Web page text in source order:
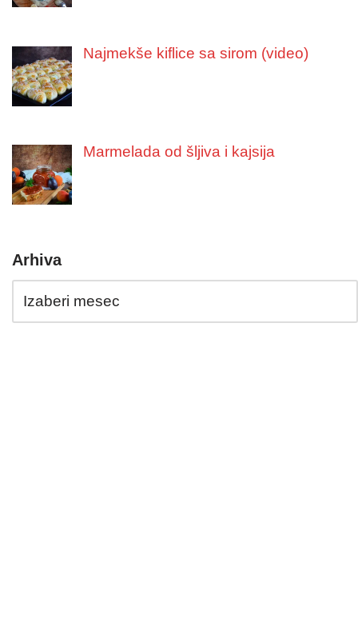
Najmekše kiflice sa sirom (video)
Marmelada od šljiva i kajsija
Arhiva